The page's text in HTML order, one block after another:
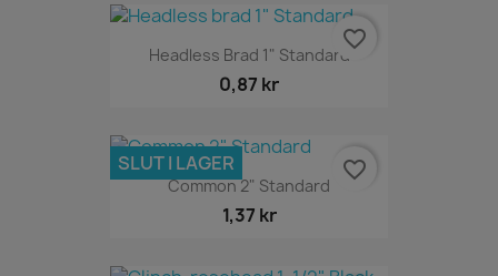
Headless Brad 1" Standard
0,87 kr
favorite_border
Common 2" Standard
1,37 kr
SLUT I LAGER favorite_border